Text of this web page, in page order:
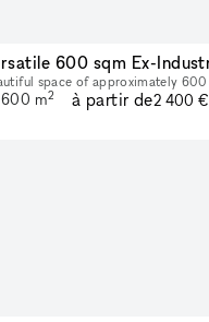
600 m2 à partir de2 400 €